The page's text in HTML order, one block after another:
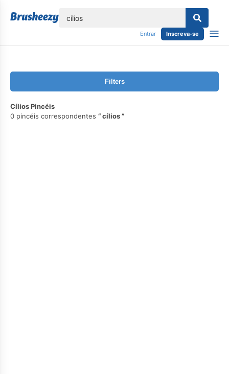
Entrar Inscreva-se
Filters
Cílios Pincéis
0 pincéis correspondentes
cílios